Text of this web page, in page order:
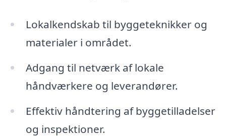
Lokalkendskab til byggeteknikker og
materialer i området.
Adgang til netværk af lokale
håndværkere og leverandører.
Effektiv håndtering af byggetilladelser
og inspektioner.